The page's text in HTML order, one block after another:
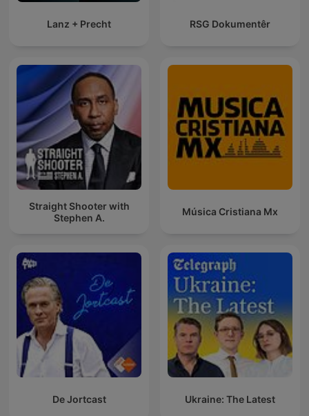
Lanz + Precht RSG Dokumentêr
Straight Shooter with
Stephen A.
Música Cristiana Mx
De Jortcast Ukraine: The Latest